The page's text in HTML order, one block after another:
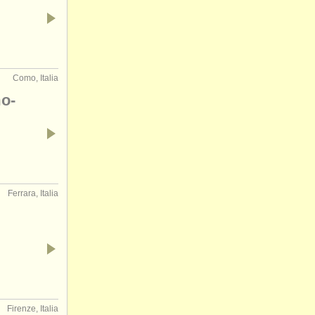
Como, Italia
Ferrara, Italia
Firenze, Italia